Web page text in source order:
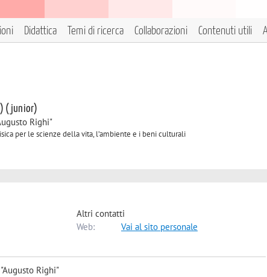
Didattica Temi di ricerca Collaborazioni Contenuti utili
(junior)
Righi"
per le scienze della vita, l’ambiente e i beni culturali
Altri contatti
Web:
Vai al sito personale
Righi"